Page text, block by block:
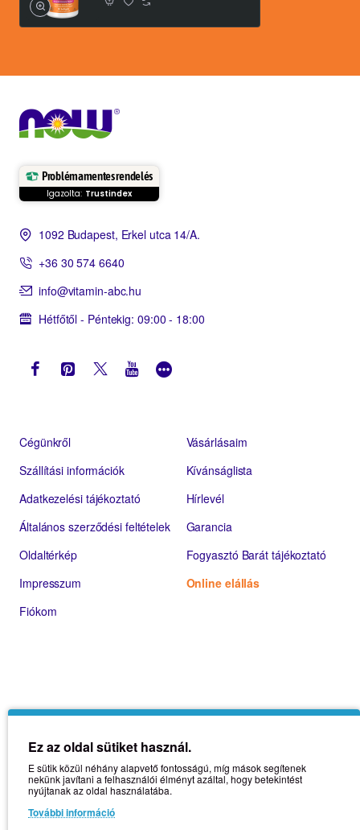
Problémamentes rendelés
Igazolta: Trustindex
1092 Budapest, Erkel utca 14/A.
+36 30 574 6640
info@vitamin-abc.hu
Hétfőtől - Péntekig: 09:00 - 18:00
Cégünkről
Szállítási információk
Adatkezelési tájékoztató
Általános szerződési feltételek
Oldaltérkép
Impresszum
Fiókom
Vásárlásaim
Kívánságlista
Hírlevél
Garancia
Fogyasztó Barát tájékoztató
Online elállás
Ez az oldal sütiket használ.
E sütik közül néhány alapvető fontosságú, míg mások segítenek
nekünk javítani a felhasználói élményt azáltal, hogy betekintést
nyújtanak az oldal használatába.
További információ